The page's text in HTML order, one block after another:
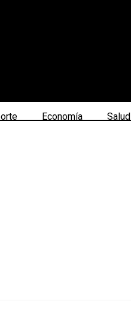
Economía Salud